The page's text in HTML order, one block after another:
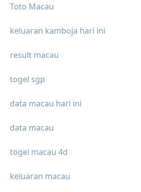
Toto Macau
keluaran kamboja hari ini
result macau
togel sgp
data macau hari ini
data macau
togel macau 4d
keluaran macau